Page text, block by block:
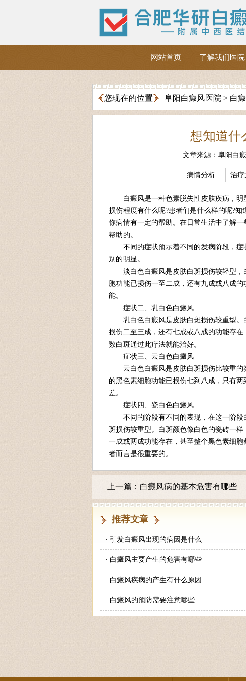
网站首页 了解我们医院
您现在的位置 阜阳白癜风医院 > 白
想知道什
文章来源：阜阳白
病情分析 治疗
白癜风是一种色素脱失性皮肤疾病，明
损伤程度有什么呢?患者们是什么样的呢?
你病情有一定的帮助。在日常生活中了解
帮助的。
不同的症状预示着不同的发病阶段，症
别的明显。
淡白色白癜风是皮肤白斑损伤较轻型，
胞功能已损伤一至二成，还有九成或八成
能。
症状二、乳白色白癜风
乳白色白癜风是皮肤白斑损伤较重型。
损伤二至三成，还有七成或八成的功能存
数白斑通过此疗法就能治好。
症状三、云白色白癜风
云白色白癜风是皮肤白斑损伤比较重的
的黑色素细胞功能已损伤七到八成，只有
差。
症状四、瓷白色白癜风
不同的阶段有不同的表现，在这一阶段
斑损伤较重型。白斑颜色像白色的瓷砖一
一成或两成功能存在，甚至整个黑色素细
者而言是很重要的。
上一篇： 白癜风病的基本危害有哪些
推荐文章
· 引发白癜风出现的病因是什么
· 白癜风主要产生的危害有哪些
· 白癜风疾病的产生有什么原因
· 白癜风的预防需要注意哪些